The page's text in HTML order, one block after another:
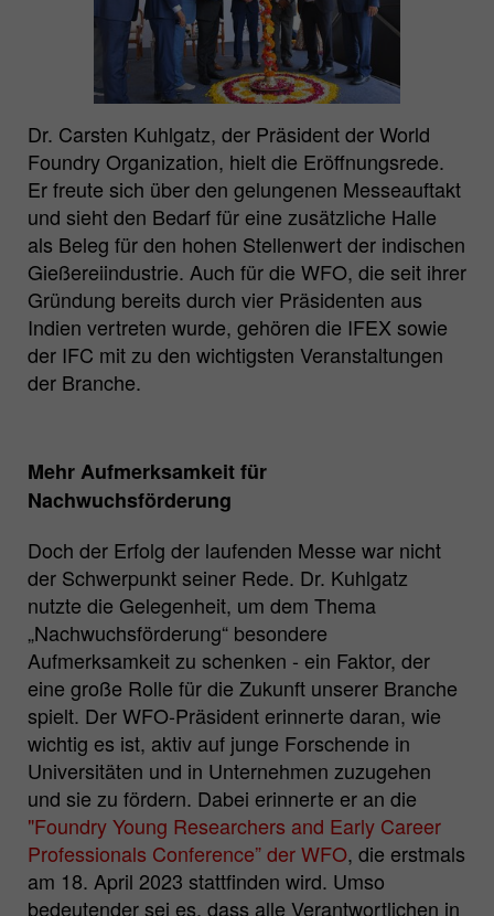
Dr. Carsten Kuhlgatz, der Präsident der World
Foundry Organization, hielt die Eröffnungsrede.
Er freute sich über den gelungenen Messeauftakt
und sieht den Bedarf für eine zusätzliche Halle
als Beleg für den hohen Stellenwert der indischen
Gießereiindustrie. Auch für die WFO, die seit ihrer
Gründung bereits durch vier Präsidenten aus
Indien vertreten wurde, gehören die IFEX sowie
der IFC mit zu den wichtigsten Veranstaltungen
der Branche.
Mehr Aufmerksamkeit für
Nachwuchsförderung
Doch der Erfolg der laufenden Messe war nicht
der Schwerpunkt seiner Rede. Dr. Kuhlgatz
nutzte die Gelegenheit, um dem Thema
„Nachwuchsförderung“ besondere
Aufmerksamkeit zu schenken - ein Faktor, der
eine große Rolle für die Zukunft unserer Branche
spielt. Der WFO-Präsident erinnerte daran, wie
wichtig es ist, aktiv auf junge Forschende in
Universitäten und in Unternehmen zuzugehen
und sie zu fördern. Dabei erinnerte er an die
"Foundry Young Researchers and Early Career
Professionals Conference” der WFO, die erstmals
am 18. April 2023 stattfinden wird. Umso
bedeutender sei es, dass alle Verantwortlichen in
_pk_id.*
Anbieter
Matomo Server Hüttenes-Albertus
Chemische Werke GmbH (HA Group)
Laufzeit 28 Tage
Zweck Matomo Webanalyse ID Cookie.
Name _pk_ses.*
Anbieter
Matomo Server Hüttenes-Albertus
Chemische Werke GmbH (HA Group)
Laufzeit